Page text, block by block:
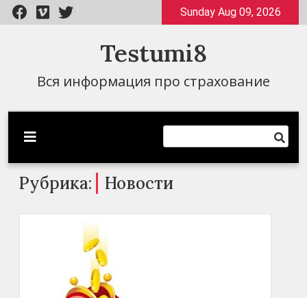
Перейти
к
Sunday Aug 09, 2026
Testumi8
Вся информация про страхование
Рубрика: Новости